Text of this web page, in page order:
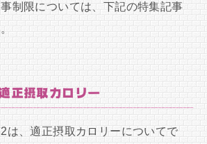
制限については、下記の特集記事
正摂取カロリー
は、適正摂取カロリーについてで